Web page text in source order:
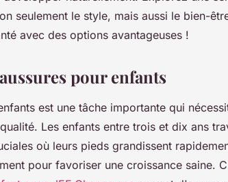
seulement le style, mais aussi le bien-
avec des options avantageuses !
pour enfants
est une tâche importante qui
Les enfants entre trois et dix ans
où leurs pieds grandissent
pour favoriser une croissance saine.